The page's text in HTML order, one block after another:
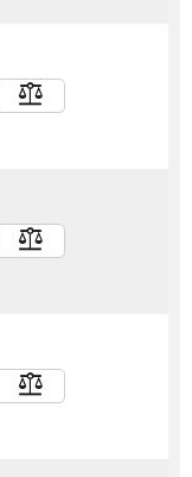
balance
balance
balance